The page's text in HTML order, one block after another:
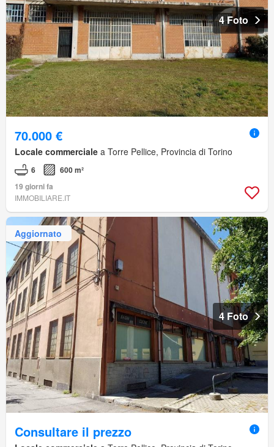
4 Foto
70.000 €
Locale commerciale a Torre Pellice, Provincia di Torino
6
600 m²
19 giorni fa
IMMOBILIARE.IT
Aggiornato
4 Foto
Consultare il prezzo